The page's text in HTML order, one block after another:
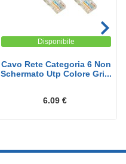
Disponibile
Cavo Rete Categoria 6 Non
Schermato Utp Colore Gri...
6.09 €